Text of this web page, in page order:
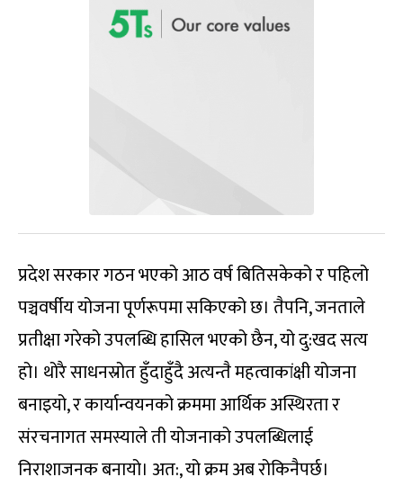
प्रदेश सरकार गठन भएको आठ वर्ष बितिसकेको र पहिलो
पञ्चवर्षीय योजना पूर्णरूपमा सकिएको छ। तैपनि, जनताले
प्रतीक्षा गरेको उपलब्धि हासिल भएको छैन, यो दु:खद सत्य
हो। थोरै साधनस्रोत हुँदाहुँदै अत्यन्तै महत्वाकांक्षी योजना
बनाइयो, र कार्यान्वयनको क्रममा आर्थिक अस्थिरता र
संरचनागत समस्याले ती योजनाको उपलब्धिलाई
निराशाजनक बनायो। अत:, यो क्रम अब रोकिनैपर्छ।